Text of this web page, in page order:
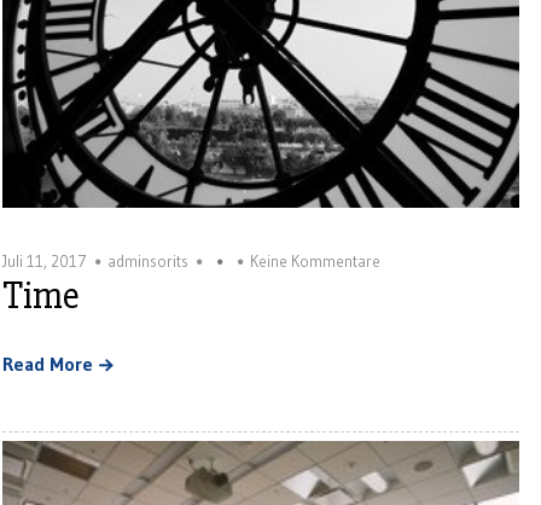
Juli 11, 2017 adminsorits Keine Kommentare
Time
Read More